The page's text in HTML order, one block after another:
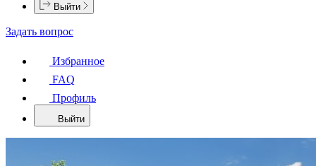
Выйти
Задать вопрос
Избранное
FAQ
Профиль
Выйти